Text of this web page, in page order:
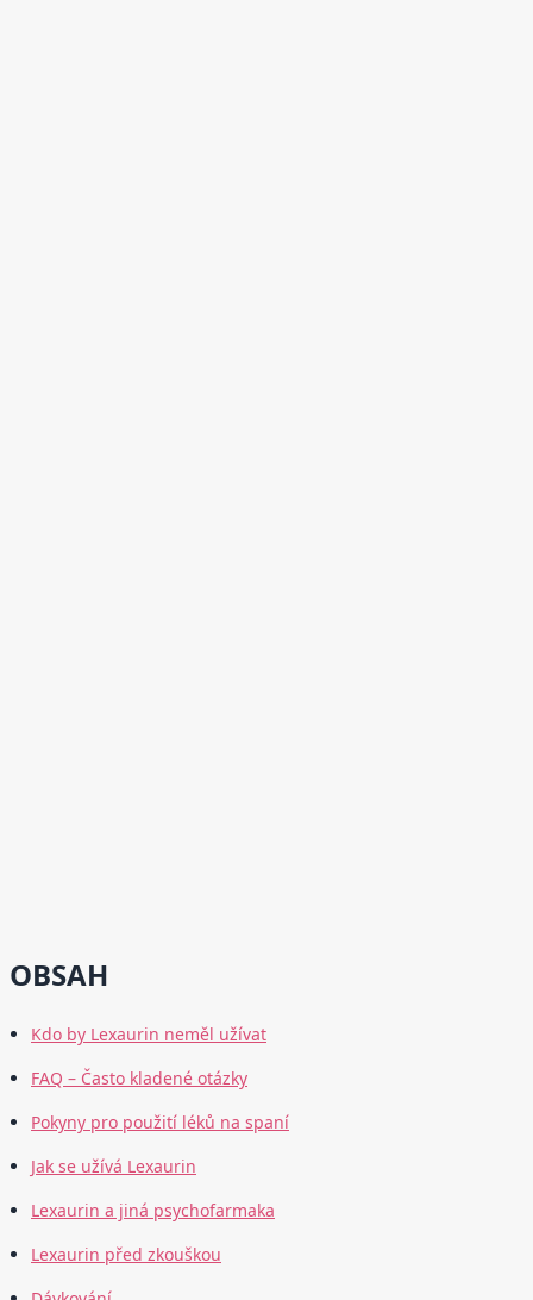
OBSAH
Kdo by Lexaurin neměl užívat
FAQ – Často kladené otázky
Pokyny pro použití léků na spaní
Jak se užívá Lexaurin
Lexaurin a jiná psychofarmaka
Lexaurin před zkouškou